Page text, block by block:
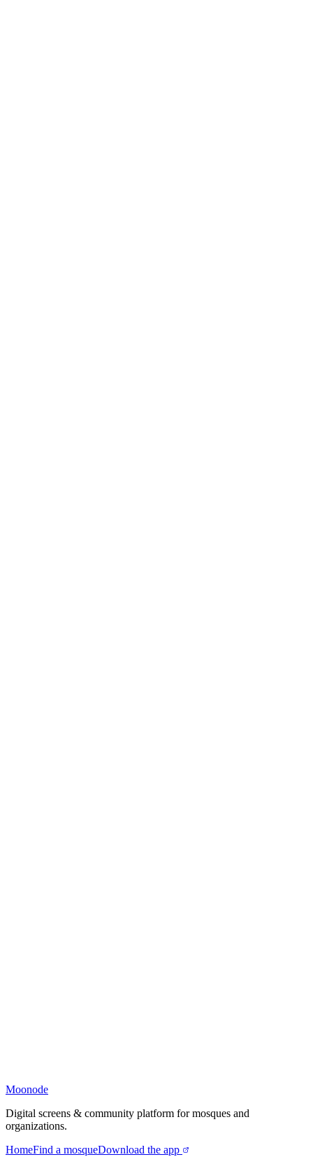
Moonode
Digital screens & community platform for mosques and
organizations.
HomeFind a mosqueDownload the app